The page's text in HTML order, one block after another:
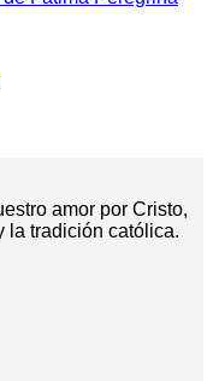
amor por Cristo,
la tradición católica.